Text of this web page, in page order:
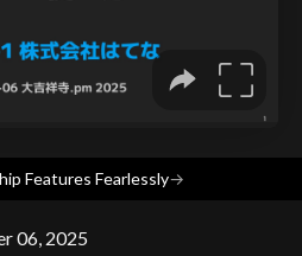
Features Fearlessly→
06, 2025